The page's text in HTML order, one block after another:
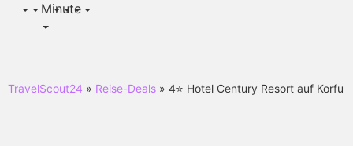
Minute
TravelScout24 » Reise-Deals » 4⭐ Hotel Century Resort auf Korfu